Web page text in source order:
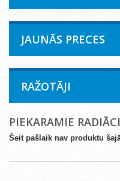
JAUNĀS PRECES
RAŽOTĀJI
PIEKARAMIE
Šeit pašlaik nav produktu